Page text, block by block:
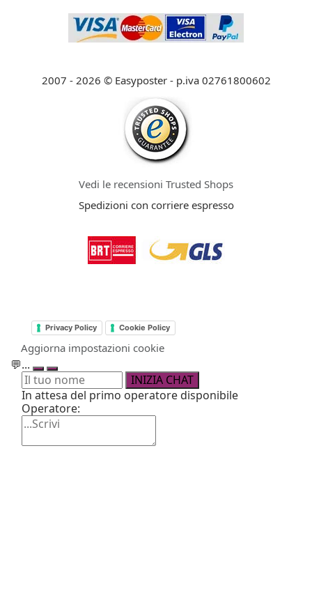
2007 - 2026 © Easyposter - p.iva 02761800602
Vedi le recensioni Trusted Shops
Spedizioni con corriere espresso
Privacy Policy Cookie Policy
Aggiorna impostazioni cookie
💬...
INIZIA CHAT
In attesa del primo operatore disponibile
Operatore: